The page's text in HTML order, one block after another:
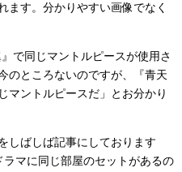
ます。分かりやすい画像でなく
で同じマントルピースが使用さ
のところないのですが、『青天
マントルピースだ」とお分かり
しばしば記事にしております
マに同じ部屋のセットがあるの